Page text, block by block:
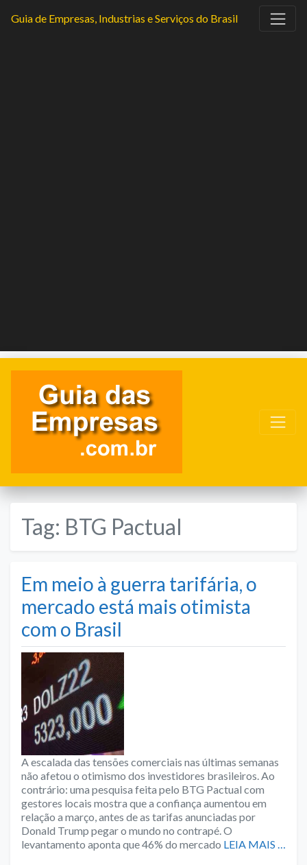
Guia de Empresas, Industrias e Serviços do Brasil
Tag: BTG Pactual
Em meio à guerra tarifária, o
mercado está mais otimista
com o Brasil
A escalada das tensões comerciais nas últimas semanas
não afetou o otimismo dos investidores brasileiros. Ao
contrário: uma pesquisa feita pelo BTG Pactual com
gestores locais mostra que a confiança aumentou em
relação a março, antes de as tarifas anunciadas por
Donald Trump pegar o mundo no contrapé. O
levantamento aponta que 46% do mercado LEIA MAIS …